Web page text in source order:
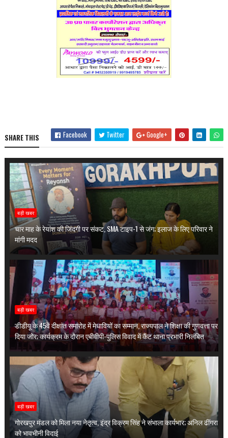
SHARE THIS Facebook Twitter Google+
बड़ी खबर
चार माह के रेयांश की जिंदगी पर संकट, SMA टाइप-1 से जंग; इलाज के लिए परिवार ने
मांगी मदद
बड़ी खबर
डीडीयू के 45वें दीक्षांत समारोह में मेधावियों का सम्मान, राज्यपाल ने शिक्षा की गुणवत्ता पर
दिया जोर; कार्यक्रम के दौरान एबीवीपी-पुलिस विवाद में कैंट थाना प्रभारी निलंबित
बड़ी खबर
गोरखपुर मंडल को मिला नया नेतृत्व, इंद्र विक्रम सिंह ने संभाला कार्यभार; अनिल ढींगरा
को भावभीनी विदाई